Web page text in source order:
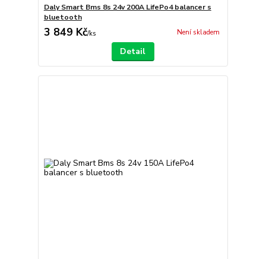
Daly Smart Bms 8s 24v 200A LifePo4 balancer s
bluetooth
3 849 Kč/ks Není skladem
Detail